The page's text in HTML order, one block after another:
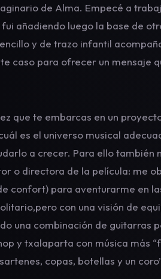
de Alma. Empecé a
añadiendo luego la base de
y de trazo infantil
caso para ofrecer un mensaje
que te embarcas en un
es el universo musical
a crecer. Para ello también
o directora de la película: me
confort) para aventurarme en
con una visión de
una combinación de guitarras
y txalaparta con música más
copas, botellas y un